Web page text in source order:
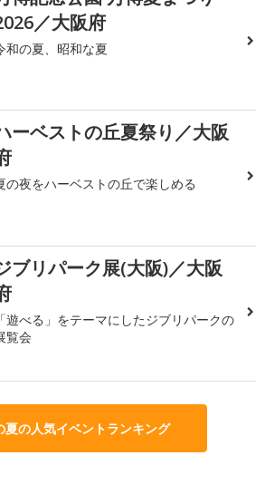
／大阪府
和の夏、昭和な夏
ーベストの丘夏祭り／大阪
の夜をハーベストの丘で楽しめる
ブリパーク展(大阪)／大阪
「遊べる」をテーマにしたジブリパークの
覧会
夏の人気イベントランキング